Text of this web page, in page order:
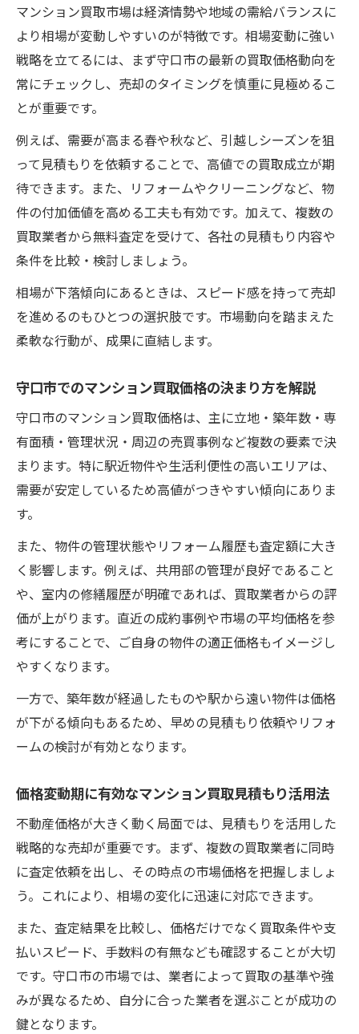
マンション買取市場は経済情勢や地域の需給バランスに
より相場が変動しやすいのが特徴です。相場変動に強い
戦略を立てるには、まず守口市の最新の買取価格動向を
常にチェックし、売却のタイミングを慎重に見極めるこ
とが重要です。
例えば、需要が高まる春や秋など、引越しシーズンを狙
って見積もりを依頼することで、高値での買取成立が期
待できます。また、リフォームやクリーニングなど、物
件の付加価値を高める工夫も有効です。加えて、複数の
買取業者から無料査定を受けて、各社の見積もり内容や
条件を比較・検討しましょう。
相場が下落傾向にあるときは、スピード感を持って売却
を進めるのもひとつの選択肢です。市場動向を踏まえた
柔軟な行動が、成果に直結します。
守口市でのマンション買取価格の決まり方を解説
守口市のマンション買取価格は、主に立地・築年数・専
有面積・管理状況・周辺の売買事例など複数の要素で決
まります。特に駅近物件や生活利便性の高いエリアは、
需要が安定しているため高値がつきやすい傾向にありま
す。
また、物件の管理状態やリフォーム履歴も査定額に大き
く影響します。例えば、共用部の管理が良好であること
や、室内の修繕履歴が明確であれば、買取業者からの評
価が上がります。直近の成約事例や市場の平均価格を参
考にすることで、ご自身の物件の適正価格もイメージし
やすくなります。
一方で、築年数が経過したものや駅から遠い物件は価格
が下がる傾向もあるため、早めの見積もり依頼やリフォ
ームの検討が有効となります。
価格変動期に有効なマンション買取見積もり活用法
不動産価格が大きく動く局面では、見積もりを活用した
戦略的な売却が重要です。まず、複数の買取業者に同時
に査定依頼を出し、その時点の市場価格を把握しましょ
う。これにより、相場の変化に迅速に対応できます。
また、査定結果を比較し、価格だけでなく買取条件や支
払いスピード、手数料の有無なども確認することが大切
です。守口市の市場では、業者によって買取の基準や強
みが異なるため、自分に合った業者を選ぶことが成功の
鍵となります。